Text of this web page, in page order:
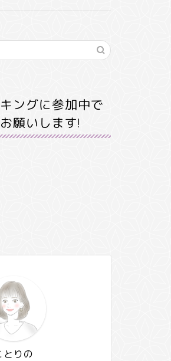
ングに参加中で
願いします!
とりの